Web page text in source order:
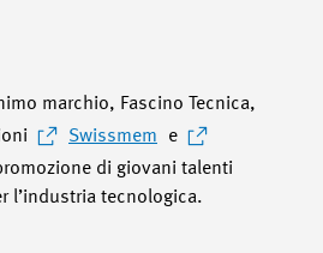
marchio, Fascino Tecnica,
Swissmem
e
di giovani talenti
l’industria tecnologica.